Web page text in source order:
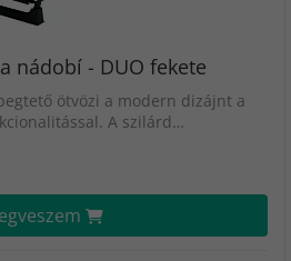
nádobí - DUO fekete
ötvözi a modern dizájnt a
A szilárd…